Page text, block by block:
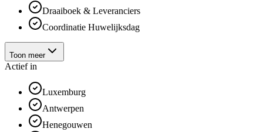
Draaiboek & Leveranciers
Coordinatie Huwelijksdag
Toon meer
Actief in
Luxemburg
Antwerpen
Henegouwen